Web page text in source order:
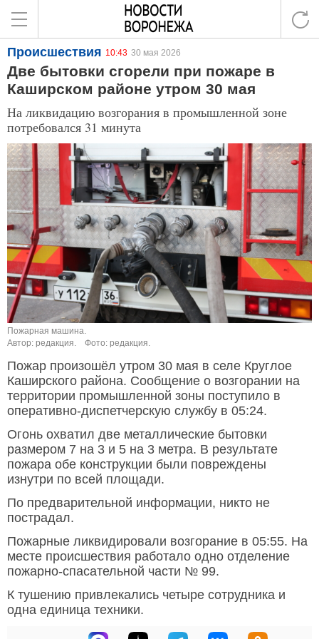
Происшествия 10:43 30 мая 2026
Две бытовки сгорели при пожаре в
Каширском районе утром 30 мая
На ликвидацию возгорания в промышленной зоне
потребовался 31 минута
Пожарная машина.
Автор: редакция.
Фото: редакция.
Пожар произошёл утром 30 мая в селе Круглое
Каширского района. Сообщение о возгорании на
территории промышленной зоны поступило в
оперативно-диспетчерскую службу в 05:24.
Огонь охватил две металлические бытовки
размером 7 на 3 и 5 на 3 метра. В результате
пожара обе конструкции были повреждены
изнутри по всей площади.
По предварительной информации, никто не
пострадал.
Пожарные ликвидировали возгорание в 05:55. На
месте происшествия работало одно отделение
пожарно-спасательной части № 99.
К тушению привлекались четыре сотрудника и
одна единица техники.